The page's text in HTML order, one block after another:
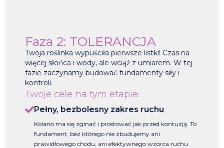
Faza 2: TOLERANCJA
Twoja roślinka wypuściła pierwsze listki! Czas na
więcej słońca i wody, ale wciąż z umiarem. W tej
fazie zaczynamy budować fundamenty siły i
kontroli.
Twoje cele na tym etapie:
Pełny, bezbolesny zakres ruchu
Kolano ma się zginać i prostować jak przed kontuzją. To
fundament, bez którego nie zbudujemy ani
prawidłowego chodu, ani efektywnego wzorca ruchu.